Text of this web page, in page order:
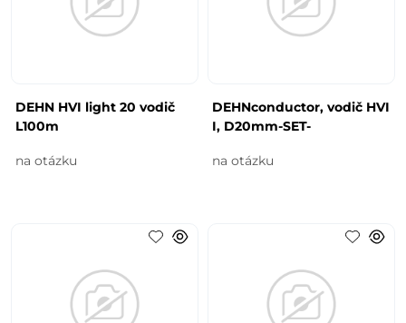
DEHN HVI light 20 vodič
L100m
na otázku
DEHNconductor, vodič HVI
I, D20mm-SET-
na otázku